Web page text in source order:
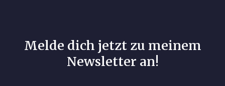
Melde dich jetzt zu meinem
Newsletter an!